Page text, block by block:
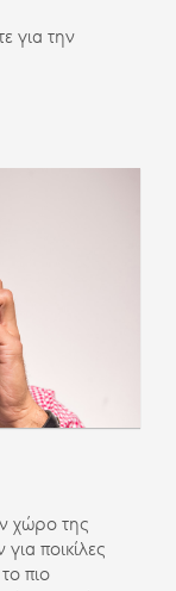
για την
χώρο της
ποικίλες
πιο